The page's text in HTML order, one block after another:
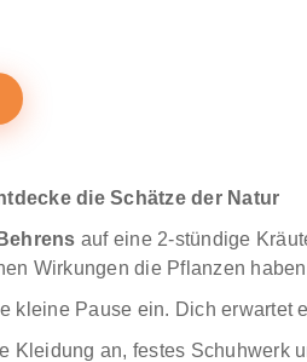
die Schätze der Natur
auf eine 2-stündige
Wirkungen die Pflanzen
kleine Pause ein. Dich erwartet
Kleidung an, festes Schuhwerk